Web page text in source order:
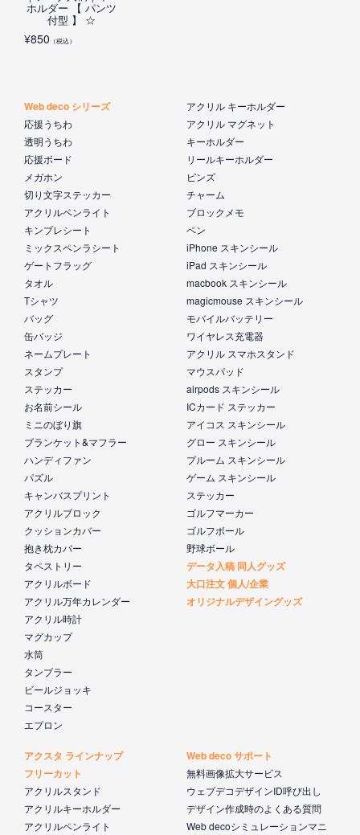
ホルダー 【 パンツ
付型 】 ☆
¥850 （税込）
Web deco シリーズ
応援うちわ
透明うちわ
応援ボード
メガホン
切り文字ステッカー
アクリルペンライト
キンブレシート
ミックスペンラシート
ゲートフラッグ
タオル
Tシャツ
バッグ
缶バッジ
ネームプレート
スタンプ
ステッカー
お名前シール
ミニのぼり旗
ブランケット&マフラー
ハンディファン
パズル
キャンバスプリント
アクリルブロック
クッションカバー
抱き枕カバー
タペストリー
アクリルボード
アクリル万年カレンダー
アクリル時計
マグカップ
水筒
タンブラー
ビールジョッキ
コースター
エプロン
アクリル キーホルダー
アクリル マグネット
キーホルダー
リールキーホルダー
ピンズ
チャーム
ブロックメモ
ペン
iPhone スキンシール
iPad スキンシール
macbook スキンシール
magicmouse スキンシール
モバイルバッテリー
ワイヤレス充電器
アクリル スマホスタンド
マウスパッド
airpods スキンシール
ICカード ステッカー
アイコス スキンシール
グロー スキンシール
プルーム スキンシール
ゲーム スキンシール
ステッカー
ゴルフマーカー
ゴルフボール
野球ボール
データ入稿 同人グッズ
大口注文 個人/企業
オリジナルデザイングッズ
アクスタ ラインナップ
フリーカット
アクリルスタンド
アクリルキーホルダー
アクリルペンライト
Web deco サポート
無料画像拡大サービス
ウェブデコデザインID呼び出し
デザイン作成時のよくある質問
Web decoシミュレーションマニ